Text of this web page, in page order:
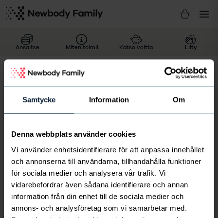
Samtycke Information Om
Denna webbplats använder cookies
Vi använder enhetsidentifierare för att anpassa innehållet
och annonserna till användarna, tillhandahålla funktioner
för sociala medier och analysera vår trafik. Vi
vidarebefordrar även sådana identifierare och annan
information från din enhet till de sociala medier och
annons- och analysföretag som vi samarbetar med.
Ansaitse Miten toimii Katso voitto Liity
Koti / Usein kysytyt kysymykset
Mitä teen, jos toimitus on
virheellinen?
Jos Myyjä on vahingossa rekisteröinyt väärän tuotteen,
hän voi itse vaihtaa tuotteen sivustomme kautta ilman
toimituskuluja. Jos me pakkasimme tilaukseen mukaan
väärän tuotteen tai väärän määrän, Myyjän tulee
ottaa yhteyttä Ylläpitäjään, eli sinuun. Tämän jälkeen
teet yhteenvedon virheistä ja puutteista ja otat meihin
yhteyttä.